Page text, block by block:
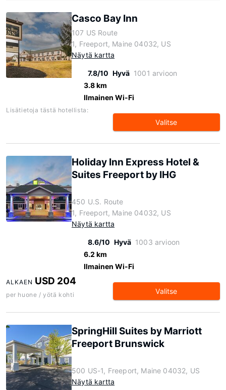
Casco Bay Inn
107 US Route
1, Freeport, Maine 04032, US
Näytä kartta
7.8/10 Hyvä 1001 arvioon
3.8 km
Ilmainen Wi-Fi
Lisätietoja tästä hotellista:
Valitse
Holiday Inn Express Hotel &
Suites Freeport by IHG
450 U.S. Route
1, Freeport, Maine 04032, US
Näytä kartta
8.6/10 Hyvä 1003 arvioon
6.2 km
Ilmainen Wi-Fi
ALKAEN USD 204
per huone / yötä kohti Valitse
SpringHill Suites by Marriott
Freeport Brunswick
500 US-1, Freeport, Maine 04032, US
Näytä kartta